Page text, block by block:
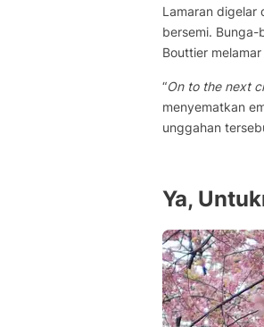
Lamaran digelar
bersemi.
Bouttier
“On to the next
menyematkan
unggahan
Ya,